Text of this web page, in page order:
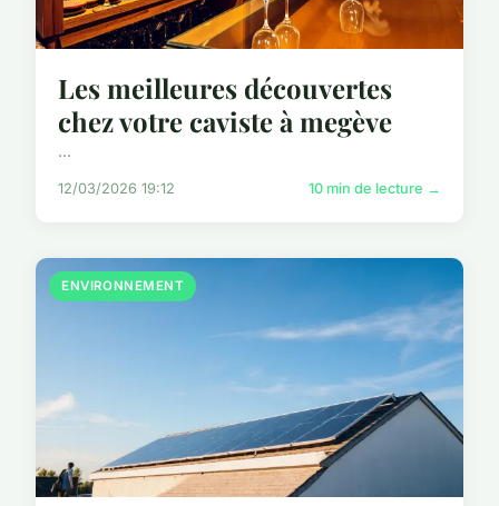
Les meilleures découvertes
chez votre caviste à megève
...
12/03/2026 19:12 10 min de lecture →
ENVIRONNEMENT